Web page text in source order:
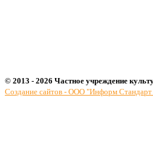
© 2013 - 2026 Частное учреждение
Создание сайтов - ООО "Информ